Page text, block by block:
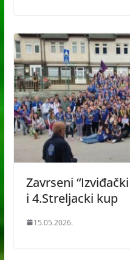
Zavrseni
i 4.Streljacki kup
15.05.2026.